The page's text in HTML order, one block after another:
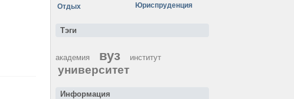
Отдых
Юриспруденция
Тэги
академия вуз институт
университет
Информация